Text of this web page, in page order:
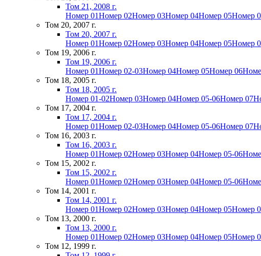
Том 21, 2008 г.
Номер 01Номер 02Номер 03Номер 04Номер 05Номер
Том 20, 2007 г.
Том 20, 2007 г.
Номер 01Номер 02Номер 03Номер 04Номер 05Номер
Том 19, 2006 г.
Том 19, 2006 г.
Номер 01Номер 02-03Номер 04Номер 05Номер 06
Том 18, 2005 г.
Том 18, 2005 г.
Номер 01-02Номер 03Номер 04Номер 05-06Номер 07
Том 17, 2004 г.
Том 17, 2004 г.
Номер 01Номер 02-03Номер 04Номер 05-06Номер 07
Том 16, 2003 г.
Том 16, 2003 г.
Номер 01Номер 02Номер 03Номер 04Номер 05-06
Том 15, 2002 г.
Том 15, 2002 г.
Номер 01Номер 02Номер 03Номер 04Номер 05-06
Том 14, 2001 г.
Том 14, 2001 г.
Номер 01Номер 02Номер 03Номер 04Номер 05Номер
Том 13, 2000 г.
Том 13, 2000 г.
Номер 01Номер 02Номер 03Номер 04Номер 05Номер
Том 12, 1999 г.